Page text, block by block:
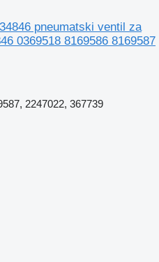
pneumatski ventil za
0369518 8169586 8169587
2247022, 367739